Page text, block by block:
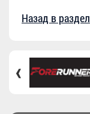
Назад в раздел
‹